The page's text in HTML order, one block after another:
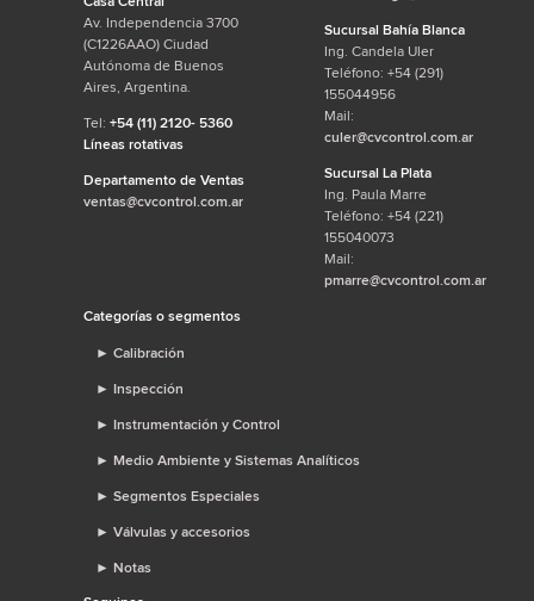
Av. Independencia 3700
(C1226AAO) Ciudad
Autónoma de Buenos
Aires, Argentina.
Tel: +54 (11) 2120- 5360
Líneas rotativas
Departamento de Ventas
ventas@cvcontrol.com.ar
Sucursal Bahía Blanca
Ing. Candela Uler
Teléfono: +54 (291)
155044956
Mail:
culer@cvcontrol.com.ar
Sucursal La Plata
Ing. Paula Marre
Teléfono: +54 (221)
155040073
Mail:
pmarre@cvcontrol.com.ar
Categorías o segmentos
► Calibración
► Inspección
► Instrumentación y Control
► Medio Ambiente y Sistemas Analíticos
► Segmentos Especiales
► Válvulas y accesorios
► Notas